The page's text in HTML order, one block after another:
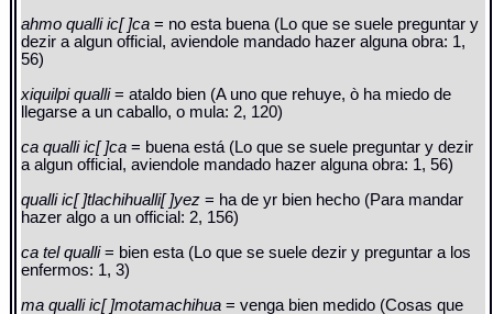
ahmo qualli ic[ ]ca= no esta buena (Lo que se suele preguntar y
dezir a algun official, aviendole mandado hazer alguna obra: 1,
56)
xiquilpi qualli= ataldo bien (A uno que rehuye, ò ha miedo de
llegarse a un caballo, o mula: 2, 120)
ca qualli ic[ ]ca= buena está (Lo que se suele preguntar y dezir
a algun official, aviendole mandado hazer alguna obra: 1, 56)
qualli ic[ ]tlachihualli[ ]yez= ha de yr bien hecho (Para mandar
hazer algo a un official: 2, 156)
ca tel qualli= bien esta (Lo que se suele dezir y preguntar a los
enfermos: 1, 3)
ma qualli ic[ ]motamachihua= venga bien medido (Cosas que